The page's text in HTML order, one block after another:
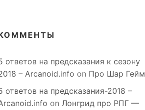
ответов на предсказания к сезону
– Arcanoid.info on Про Шар Гейм
ответов на предсказания-2018 –
on Лонгрид про РПГ —